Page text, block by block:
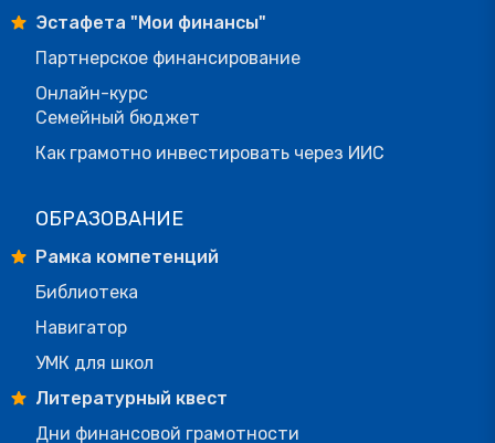
Эстафета "Мои финансы"
Партнерское финансирование
Онлайн-курс
Семейный бюджет
Как грамотно инвестировать через ИИС
ОБРАЗОВАНИЕ
Рамка компетенций
Библиотека
Навигатор
УМК для школ
Литературный квест
Дни финансовой грамотности